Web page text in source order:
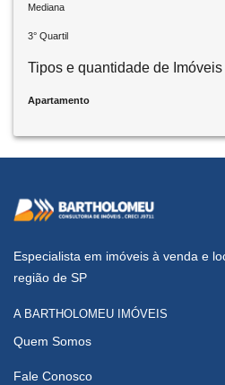
Mediana
3° Quartil
Tipos e quantidade de Imóveis
Apartamento
Especialista em imóveis à venda e
região de SP
A BARTHOLOMEU IMÓVEIS
Quem Somos
Fale Conosco